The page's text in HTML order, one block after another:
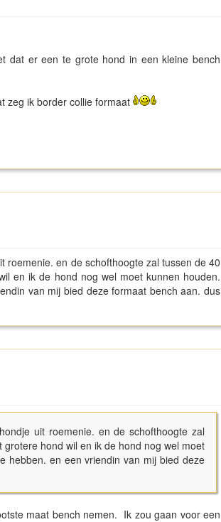
dat er een te grote hond in een kleine bench
zeg ik border collie formaat
roemenie. en de schofthoogte zal tussen de 40
en ik de hond nog wel moet kunnen houden.
van mij bied deze formaat bench aan. dus
uit roemenie. en de schofthoogte zal
hond wil en ik de hond nog wel moet
hebben. en een vriendin van mij bied deze
maat bench nemen. Ik zou gaan voor een